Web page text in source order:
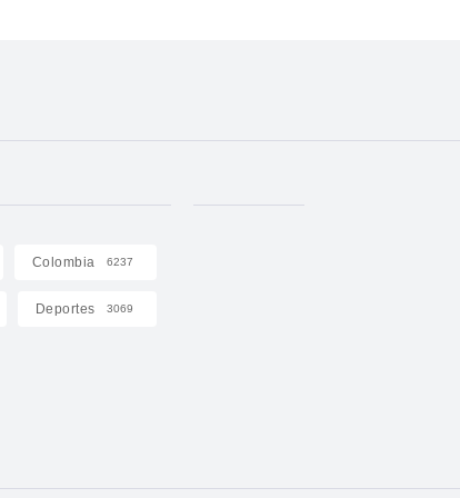
Colombia 6237
Deportes 3069